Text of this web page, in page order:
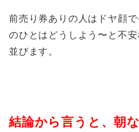
前売り券ありの人はドヤ顔
のひとはどうしよう〜と不
並びます。
結論から言うと、朝